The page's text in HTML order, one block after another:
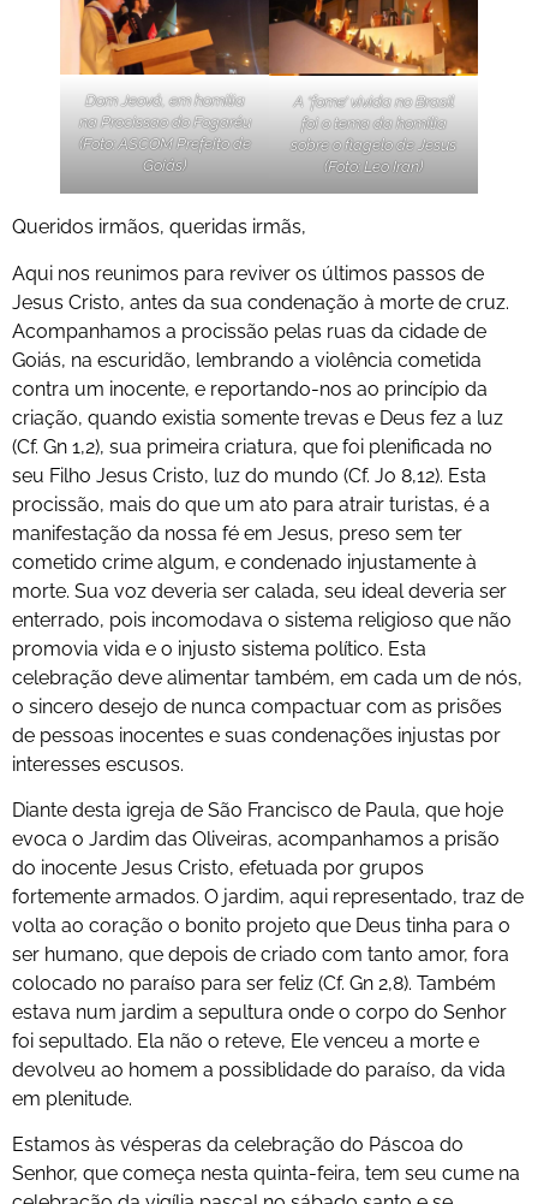
Dom Jeová, em homilia
na Procissao do Fogaréu
(Foto: ASCOM Prefeito de
Goiás)
A ‘fome’ vivida no Brasil
foi o tema da homilia
sobre o flagelo de Jesus
(Foto: Leo Iran)
Queridos irmãos, queridas irmãs,
Aqui nos reunimos para reviver os últimos passos de
Jesus Cristo, antes da sua condenação à morte de cruz.
Acompanhamos a procissão pelas ruas da cidade de
Goiás, na escuridão, lembrando a violência cometida
contra um inocente, e reportando-nos ao princípio da
criação, quando existia somente trevas e Deus fez a luz
(Cf. Gn 1,2), sua primeira criatura, que foi plenificada no
seu Filho Jesus Cristo, luz do mundo (Cf. Jo 8,12). Esta
procissão, mais do que um ato para atrair turistas, é a
manifestação da nossa fé em Jesus, preso sem ter
cometido crime algum, e condenado injustamente à
morte. Sua voz deveria ser calada, seu ideal deveria ser
enterrado, pois incomodava o sistema religioso que não
promovia vida e o injusto sistema político. Esta
celebração deve alimentar também, em cada um de nós,
o sincero desejo de nunca compactuar com as prisões
de pessoas inocentes e suas condenações injustas por
interesses escusos.
Diante desta igreja de São Francisco de Paula, que hoje
evoca o Jardim das Oliveiras, acompanhamos a prisão
do inocente Jesus Cristo, efetuada por grupos
fortemente armados. O jardim, aqui representado, traz de
volta ao coração o bonito projeto que Deus tinha para o
ser humano, que depois de criado com tanto amor, fora
colocado no paraíso para ser feliz (Cf. Gn 2,8). Também
estava num jardim a sepultura onde o corpo do Senhor
foi sepultado. Ela não o reteve, Ele venceu a morte e
devolveu ao homem a possiblidade do paraíso, da vida
em plenitude.
Estamos às vésperas da celebração do Páscoa do
Senhor, que começa nesta quinta-feira, tem seu cume na